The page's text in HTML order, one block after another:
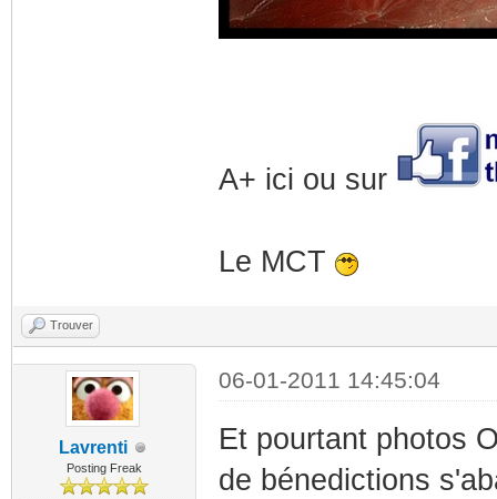
A+ ici ou sur
Le MCT
Trouver
Lavrenti
Posting Freak
06-01-2011 14:45:04
Et pourtant photos
de bénedictions